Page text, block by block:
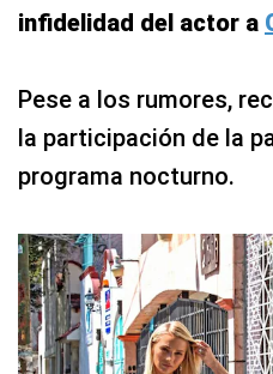
infidelidad del actor a
Pese a los rumores,
la participación de la
programa nocturno.